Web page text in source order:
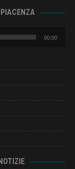
00:00